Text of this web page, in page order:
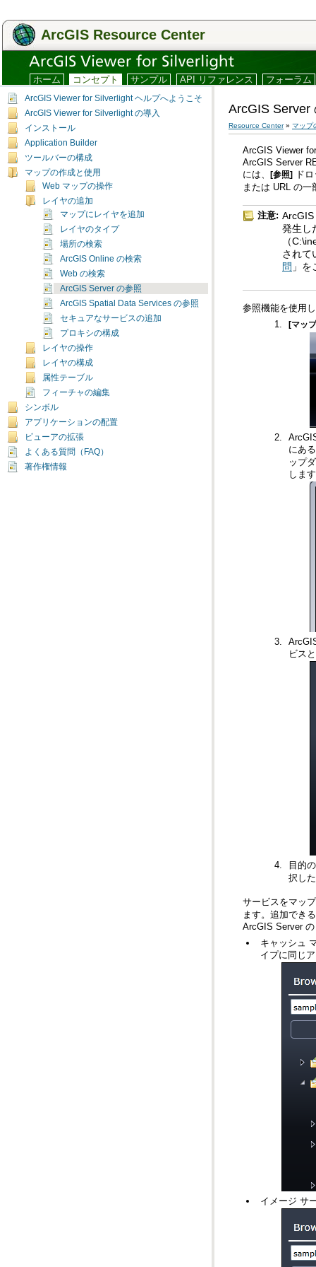
ArcGIS Resource Center
ホーム コンセプト サンプル API リファレンス フォーラム
ArcGIS Viewer for Silverlight ヘルプへようこそ
ArcGIS Viewer for Silverlight の導入
インストール
Application Builder
ツールバーの構成
マップの作成と使用
Web マップの操作
レイヤの追加
マップにレイヤを追加
レイヤのタイプ
場所の検索
ArcGIS Online の検索
Web の検索
ArcGIS Server の参照
ArcGIS Spatial Data Services の参照
セキュアなサービスの追加
プロキシの構成
レイヤの操作
レイヤの構成
属性テーブル
フィーチャの編集
シンボル
アプリケーションの配置
ビューアの拡張
よくある質問（FAQ）
著作権情報
ArcGIS Server
Resource Center» マップ
ArcGIS Viewer
には、 [参照]
または URL の
注意:
されて
問 」
参照機能を使用
[マッ
にあ
しま
ビス
目的
択し
サービスをマッ
ます。追加でき
ArcGIS Server
イプに同じ
イメージ サ